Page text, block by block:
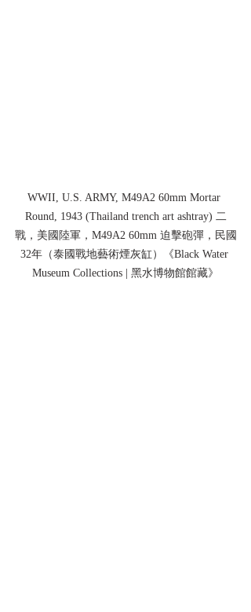
WWII, U.S. ARMY, M49A2 60mm Mortar
Round, 1943 (Thailand trench art ashtray) 二
戰，美國陸軍，M49A2 60mm 迫擊砲彈，民國
32年（泰國戰地藝術煙灰缸）《Black Water
Museum Collections | 黑水博物館館藏》